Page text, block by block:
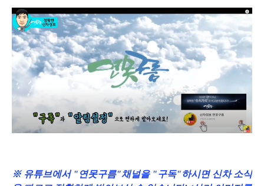
※ 유튜브에서 "연못구름"채널을 "구독"하시면 신차 소식